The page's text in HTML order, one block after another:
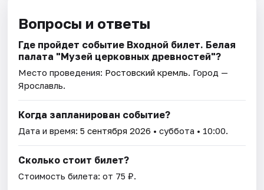
Вопросы и ответы
Где пройдет событие Входной билет. Белая
палата "Музей церковных древностей"?
Место проведения: Ростовский кремль. Город —
Ярославль.
Когда запланирован событие?
Дата и время:5 сентября 2026 • суббота • 10:00.
Сколько стоит билет?
Стоимость билета: от 75 ₽.